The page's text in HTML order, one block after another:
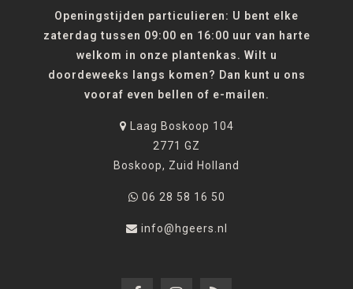
Openingstijden particulieren: U bent elke
zaterdag tussen 09:00 en 16:00 uur van harte
welkom in onze plantenkas. Wilt u
doordeweeks langs komen? Dan kunt u ons
vooraf even bellen of e-mailen.
Laag Boskoop 104
2771 GZ
Boskoop, Zuid Holland
06 28 58 16 50
info@hgeers.nl